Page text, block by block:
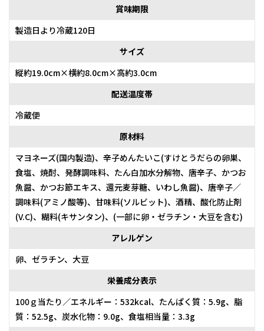
賞味期限
製造日より冷蔵120日
サイズ
縦約19.0cm×横約8.0cm×高約3.0cm
配送温度帯
冷蔵便
原材料
マヨネーズ(国内製造)、辛子めんたいこ(すけとうだらの卵巣、
食塩、焼酎、発酵調味料、たん白加水分解物、唐辛子、かつお
魚醤、かつお節エキス、還元麦芽糖、いわし魚醤)、唐辛子／
調味料(アミノ酸等)、甘味料(ソルビット)、酒精、酸化防止剤
(V.C)、糊料(キサンタン)、(一部に卵・ゼラチン・大豆を含む)
アレルゲン
卵、ゼラチン、大豆
栄養成分表示
100ｇ当たり／エネルギー：532kcal、たんぱく質：5.9g、脂
質：52.5g、炭水化物：9.0g、食塩相当量：3.3g